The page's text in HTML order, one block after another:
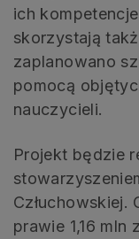
ich
skorzystają
zaplanowano
pomocą
nauczycieli.
Projekt będzie
Człuchowskiej.
prawie 1,16 mln